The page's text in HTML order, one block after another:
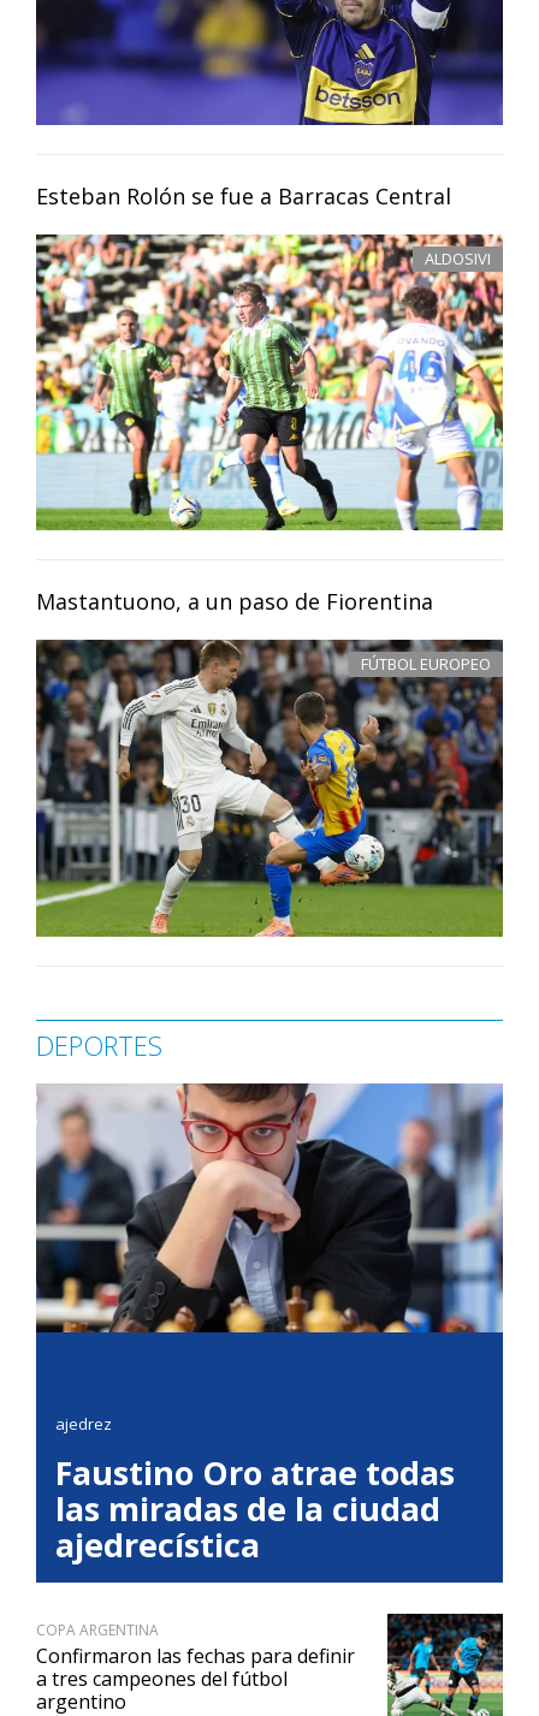
Esteban Rolón se fue a Barracas Central
ALDOSIVI
Mastantuono, a un paso de Fiorentina
FÚTBOL EUROPEO
DEPORTES
ajedrez
Faustino Oro atrae todas
las miradas de la ciudad
ajedrecística
COPA ARGENTINA
Confirmaron las fechas para definir
a tres campeones del fútbol
argentino